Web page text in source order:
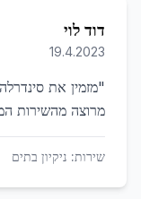
דוד לוי
19.4.2023
"מזמין את
מרוצה מהשירות
שירות: ניקיון בתים